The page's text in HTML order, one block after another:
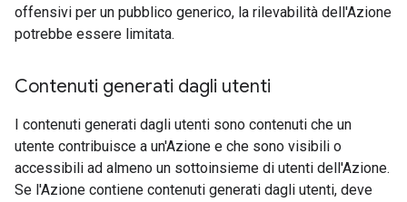
offensivi per un pubblico generico, la rilevabilità dell'Azione
potrebbe essere limitata.
Contenuti generati dagli utenti
I contenuti generati dagli utenti sono contenuti che un
utente contribuisce a un'Azione e che sono visibili o
accessibili ad almeno un sottoinsieme di utenti dell'Azione.
Se l'Azione contiene contenuti generati dagli utenti, deve